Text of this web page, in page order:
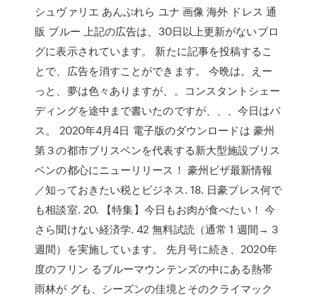
シュヴァリエ あんぶれら ユナ 画像 海外 ドレス 通
販 ブルー 上記の広告は、30日以上更新がないブロ
グに表示されています。 新たに記事を投稿するこ
とで、広告を消すことができます。 今晩は。えー
っと、夢は色々ありますが、。コンスタントシェー
ディングを途中まで書いたのですが、、、今日はパ
ス。 2020年4月4日 電子版のダウンロードは 豪州
第３の都市ブリスベンを代表する新大型施設ブリス
ベンの都心にニューリリース！ 豪州ビザ最新情報
／知っておきたい税とビジネス. 18. 日豪プレス何で
も相談室. 20. 【特集】今日もお肉が食べたい！ 今
さら聞けない経済学. 42 無料試読（通常 1 週間→ 3
週間）を実施しています。 先月号に続き、2020年
度のフリン るブルーマウンテンズの中にある熱帯
雨林が グも、シーズンの佳境とそのクライマック